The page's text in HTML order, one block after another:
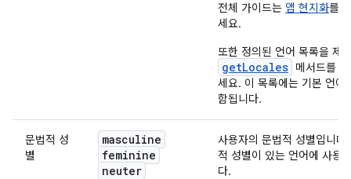
전체 가이드는 앱 현지화를
세요.
또한 정의된 언어 목록을 제
getLocales 메서드를
세요. 이 목록에는 기본 언어
함됩니다.
문법적 성
별
masculine
feminine
neuter
사용자의 문법적 성별입니다
적 성별이 있는 언어에 사용
다.